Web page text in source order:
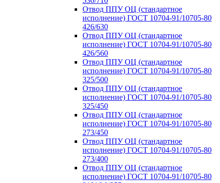
Отвод ППУ ОЦ (стандартное
исполнение) ГОСТ 10704-91/10705-80
426/630
Отвод ППУ ОЦ (стандартное
исполнение) ГОСТ 10704-91/10705-80
426/560
Отвод ППУ ОЦ (стандартное
исполнение) ГОСТ 10704-91/10705-80
325/500
Отвод ППУ ОЦ (стандартное
исполнение) ГОСТ 10704-91/10705-80
325/450
Отвод ППУ ОЦ (стандартное
исполнение) ГОСТ 10704-91/10705-80
273/450
Отвод ППУ ОЦ (стандартное
исполнение) ГОСТ 10704-91/10705-80
273/400
Отвод ППУ ОЦ (стандартное
исполнение) ГОСТ 10704-91/10705-80